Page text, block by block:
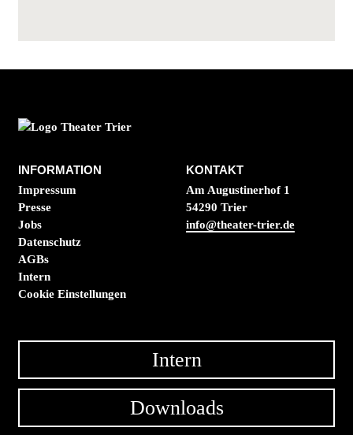
INFORMATION
Impressum
Presse
Jobs
Datenschutz
AGBs
Intern
Cookie Einstellungen
KONTAKT
Am Augustinerhof 1
54290 Trier
info@theater-trier.de
Intern
Downloads